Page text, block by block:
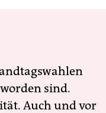
sind.
Auch und vor